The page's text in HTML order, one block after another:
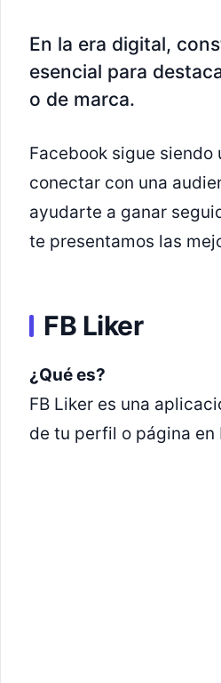
En la era digital,
esencial para
o de marca.
Facebook sigue
conectar con una
ayudarte a ganar
te presentamos las
FB Liker
¿Qué es?
FB Liker es una
de tu perfil o página en